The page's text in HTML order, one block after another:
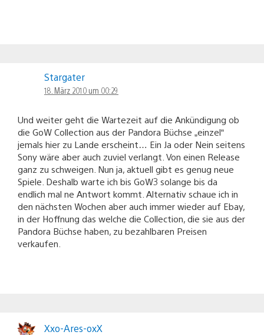
Stargater
18. März 2010 um 00:29
Und weiter geht die Wartezeit auf die Ankündigung ob
die GoW Collection aus der Pandora Büchse „einzel“
jemals hier zu Lande erscheint… Ein Ja oder Nein seitens
Sony wäre aber auch zuviel verlangt. Von einen Release
ganz zu schweigen. Nun ja, aktuell gibt es genug neue
Spiele. Deshalb warte ich bis GoW3 solange bis da
endlich mal ne Antwort kommt. Alternativ schaue ich in
den nächsten Wochen aber auch immer wieder auf Ebay,
in der Hoffnung das welche die Collection, die sie aus der
Pandora Büchse haben, zu bezahlbaren Preisen
verkaufen.
Xxo-Ares-oxX